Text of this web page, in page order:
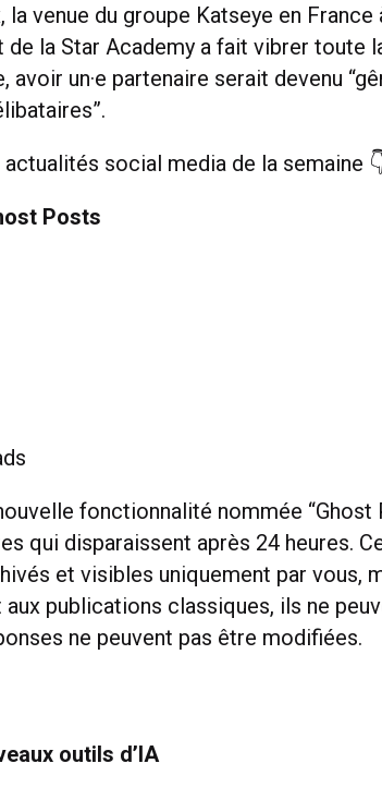
venue du groupe Katseye en France
la Star Academy a fait vibrer toute
avoir un·e partenaire serait devenu
social media de la semaine
Posts
fonctionnalité nommée “Ghost
qui disparaissent après 24 heures.
et visibles uniquement par vous,
publications classiques, ils ne
ne peuvent pas être modifiées.
outils d’IA